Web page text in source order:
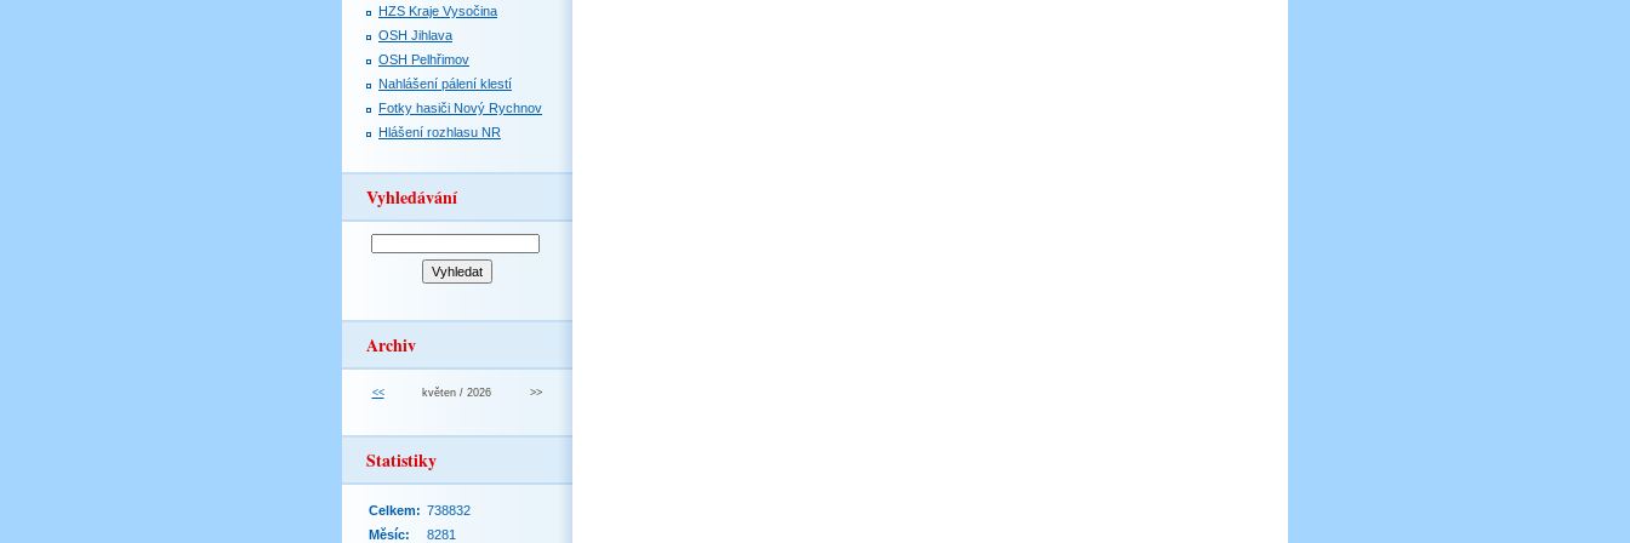
HZS Kraje Vysočina
OSH Jihlava
OSH Pelhřimov
Nahlášení pálení klestí
Fotky hasiči Nový Rychnov
Hlášení rozhlasu NR
Vyhledávání
Archiv
<< květen / 2026 >>
Statistiky
Celkem: 738832
Měsíc:
8281